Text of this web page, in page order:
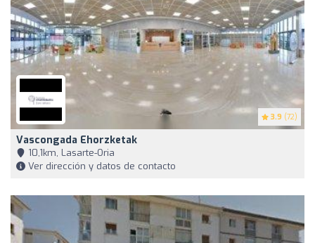
3.9 (72)
Vascongada Ehorzketak
10,1km, Lasarte-Oria
Ver dirección y datos de contacto